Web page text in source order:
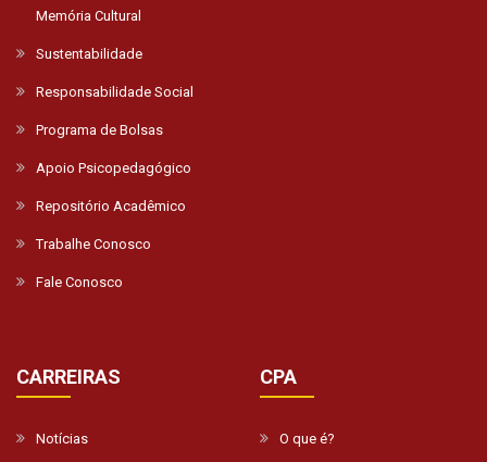
Memória Cultural
Sustentabilidade
Responsabilidade Social
Programa de Bolsas
Apoio Psicopedagógico
Repositório Acadêmico
Trabalhe Conosco
Fale Conosco
CARREIRAS
Notícias
CPA
O que é?